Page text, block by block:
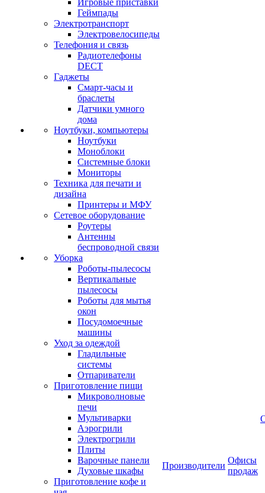
Игровые приставки
Геймпады
Электротранспорт
Электровелосипеды
Телефония и связь
Радиотелефоны
DECT
Гаджеты
Смарт-часы и
браслеты
Датчики умного
дома
Ноутбуки, компьютеры
Ноутбуки
Моноблоки
Системные блоки
Мониторы
Техника для печати и
дизайна
Принтеры и МФУ
Сетевое оборудование
Роутеры
Антенны
беспроводной связи
Уборка
Роботы-пылесосы
Вертикальные
пылесосы
Роботы для мытья
окон
Посудомоечные
машины
Уход за одеждой
Гладильные
системы
Отпариватели
Приготовление пищи
Микроволновые
печи
Мультиварки
Аэрогрили
Электрогрили
Плиты
Варочные панели
Духовые шкафы
Приготовление кофе и
Производители
Офисы
продаж